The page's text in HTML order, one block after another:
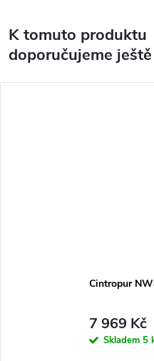
K tomuto produktu
doporučujeme
Cintropur
7 969 Kč
Skladem 5